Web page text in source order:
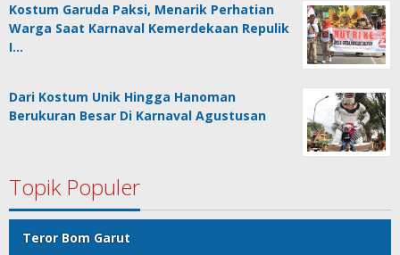
Kostum Garuda Paksi, Menarik Perhatian
Warga Saat Karnaval Kemerdekaan Repulik
I…
Dari Kostum Unik Hingga Hanoman
Berukuran Besar Di Karnaval Agustusan
Topik Populer
Teror Bom Garut